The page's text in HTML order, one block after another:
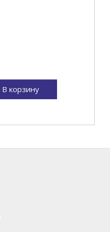
В корзину